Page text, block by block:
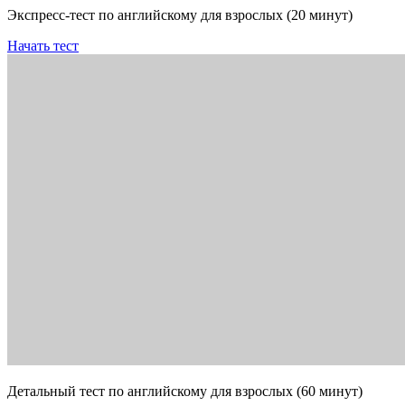
Экспресс-тест по английскому для взрослых (20 минут)
Начать тест
Детальный тест по английскому для взрослых (60 минут)